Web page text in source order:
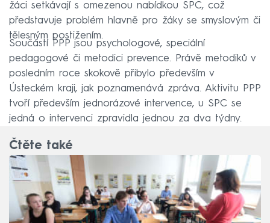
žáci setkávají s omezenou nabídkou SPC, což
představuje problém hlavně pro žáky se smyslovým či
tělesným postižením.
Součástí PPP jsou psychologové, speciální
pedagogové či metodici prevence. Právě metodiků v
posledním roce skokově přibylo především v
Ústeckém kraji, jak poznamenává zpráva. Aktivitu PPP
tvoří především jednorázové intervence, u SPC se
jedná o intervenci zpravidla jednou za dva týdny.
Čtěte také